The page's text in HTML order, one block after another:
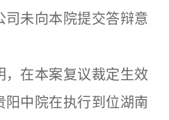
未向本院提交答辩意
在本案复议裁定生效
阳中院在执行到位湖南